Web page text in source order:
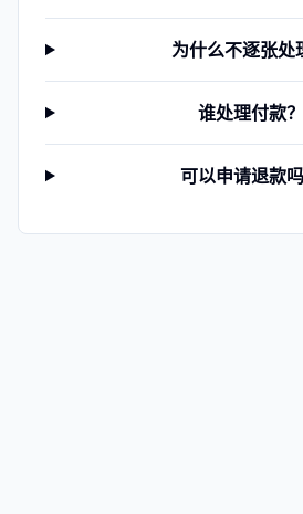
为什么不逐张处
谁处理付款？
可以申请退款吗